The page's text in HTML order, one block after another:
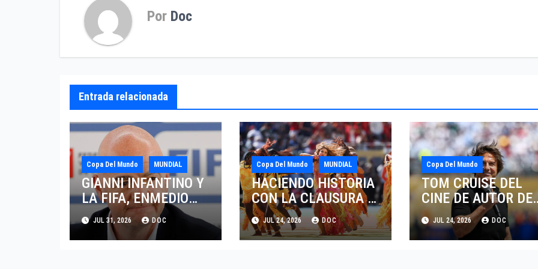
Por Doc
Entrada relacionada
Copa Del Mundo MUNDIAL
GIANNI INFANTINO Y
LA FIFA, ENMEDIO
DEL HURACAN
JUL 31, 2026 DOC
Copa Del Mundo MUNDIAL
HACIENDO HISTORIA
CON LA CLAUSURA Y
EL PRIMER
HALFTIME SHOW EN
LA HISTORIA DEL
JUL 24, 2026 DOC
Copa Del Mundo
TOM CRUISE DEL
CINE DE AUTOR DE
ALEJANDRO
GONZÁLEZ
AL ESCENARIO
JUL 24, 2026 DOC